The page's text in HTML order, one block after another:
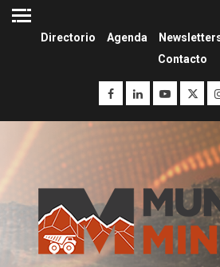
Directorio Agenda
Contacto